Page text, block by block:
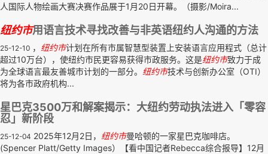
人国际人物绘画大赛决赛作品展于1月20日开幕。（摄影/Moira...
纽约市用语言技术寻找改善与非英语纽约人沟通的方法
25-12-10 ， 纽约市计划在所有市属智慧型装置上安装语言应用程式（总计
超过10万台），使纽约市民更容易获得市政服务。这是纽约市致力于成
为全球语言最友善城市计划的一部分。 纽约市技术与创新办公室（OTI）
将为各市政府机构...
星巴克3500万和解案揭示：大纽约劳动执法进入「零容
忍」新阶段
25-12-04 2025年12月2日， 纽约市曼哈顿的一家星巴克咖啡店。
(Spencer Platt/Getty Images）【看中国记者Rebecca综合报导】12月